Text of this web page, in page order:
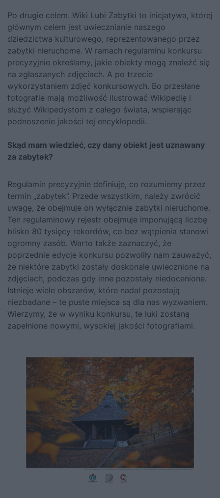
Po drugie celem. Wiki Lubi Zabytki to inicjatywa, której
głównym celem jest uwiecznianie naszego
dziedzictwa kulturowego, reprezentowanego przez
zabytki nieruchome. W ramach regulaminu konkursu
precyzyjnie określamy, jakie obiekty mogą znaleźć się
na zgłaszanych zdjęciach. A po trzecie
wykorzystaniem zdjęć konkursowych. Bo przesłane
fotografie mają możliwość ilustrować Wikipedię i
służyć Wikipedystom z całego świata, wspierając
podnoszenie jakości tej encyklopedii.
Skąd mam wiedzieć, czy dany obiekt jest uznawany
za zabytek?
Regulamin precyzyjnie definiuje, co rozumiemy przez
termin „zabytek”. Przede wszystkim, należy zwrócić
uwagę, że obejmuje on wyłącznie zabytki nieruchome.
Ten regulaminowy rejestr obejmuje imponującą liczbę
blisko 80 tysięcy rekordów, co bez wątpienia stanowi
ogromny zasób. Warto także zaznaczyć, że
poprzednie edycje konkursu pozwoliły nam zauważyć,
że niektóre zabytki zostały doskonale uwiecznione na
zdjęciach, podczas gdy inne pozostały niedocenione.
Istnieje wiele obszarów, które nadal pozostają
niezbadane – te puste miejsca są dla nas wyzwaniem.
Wierzymy, że w wyniku konkursu, te luki zostaną
zapełnione nowymi, wysokiej jakości fotografiami.